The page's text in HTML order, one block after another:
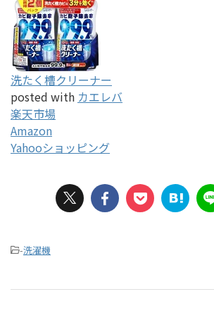
洗たく槽クリーナー
posted with カエレバ
楽天市場
Amazon
Yahooショッピング
-洗濯機